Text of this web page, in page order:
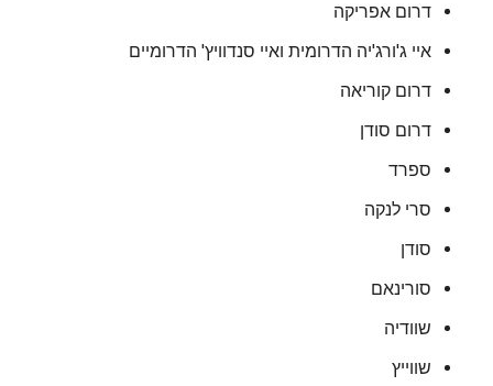
דרום אפריקה
איי ג'ורג'יה הדרומית ואיי סנדוויץ' הדרומיים
דרום קוריאה
דרום סודן
ספרד
סרי לנקה
סודן
סורינאם
שוודיה
שווייץ